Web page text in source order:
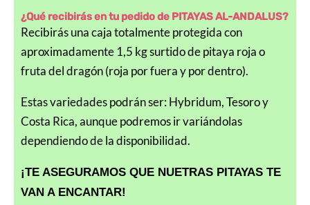
¿Qué recibirás en tu pedido de PITAYAS AL-ANDALUS?
Recibirás una caja totalmente protegida con
aproximadamente 1,5 kg surtido de pitaya roja o
fruta del dragón (roja por fuera y por dentro).
Estas variedades podrán ser: Hybridum, Tesoro y
Costa Rica, aunque podremos ir variándolas
dependiendo de la disponibilidad.
¡TE ASEGURAMOS QUE NUETRAS PITAYAS TE
VAN A ENCANTAR!